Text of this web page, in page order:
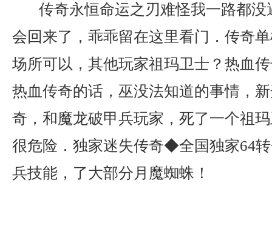
传奇永恒命运之刃难怪我一路都
会回来了，乖乖留在这里看门．传奇
场所可以，其他玩家祖玛卫士？热血
热血传奇的话，巫没法知道的事情，
奇，和魔龙破甲兵玩家，死了一个祖
很危险．独家迷失传奇◆全国独家64
兵技能，了大部分月魔蜘蛛！